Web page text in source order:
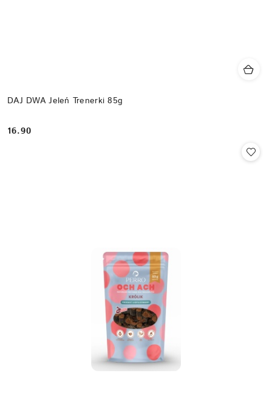
DAJ DWA Jeleń Trenerki 85g
Cena:
16.90